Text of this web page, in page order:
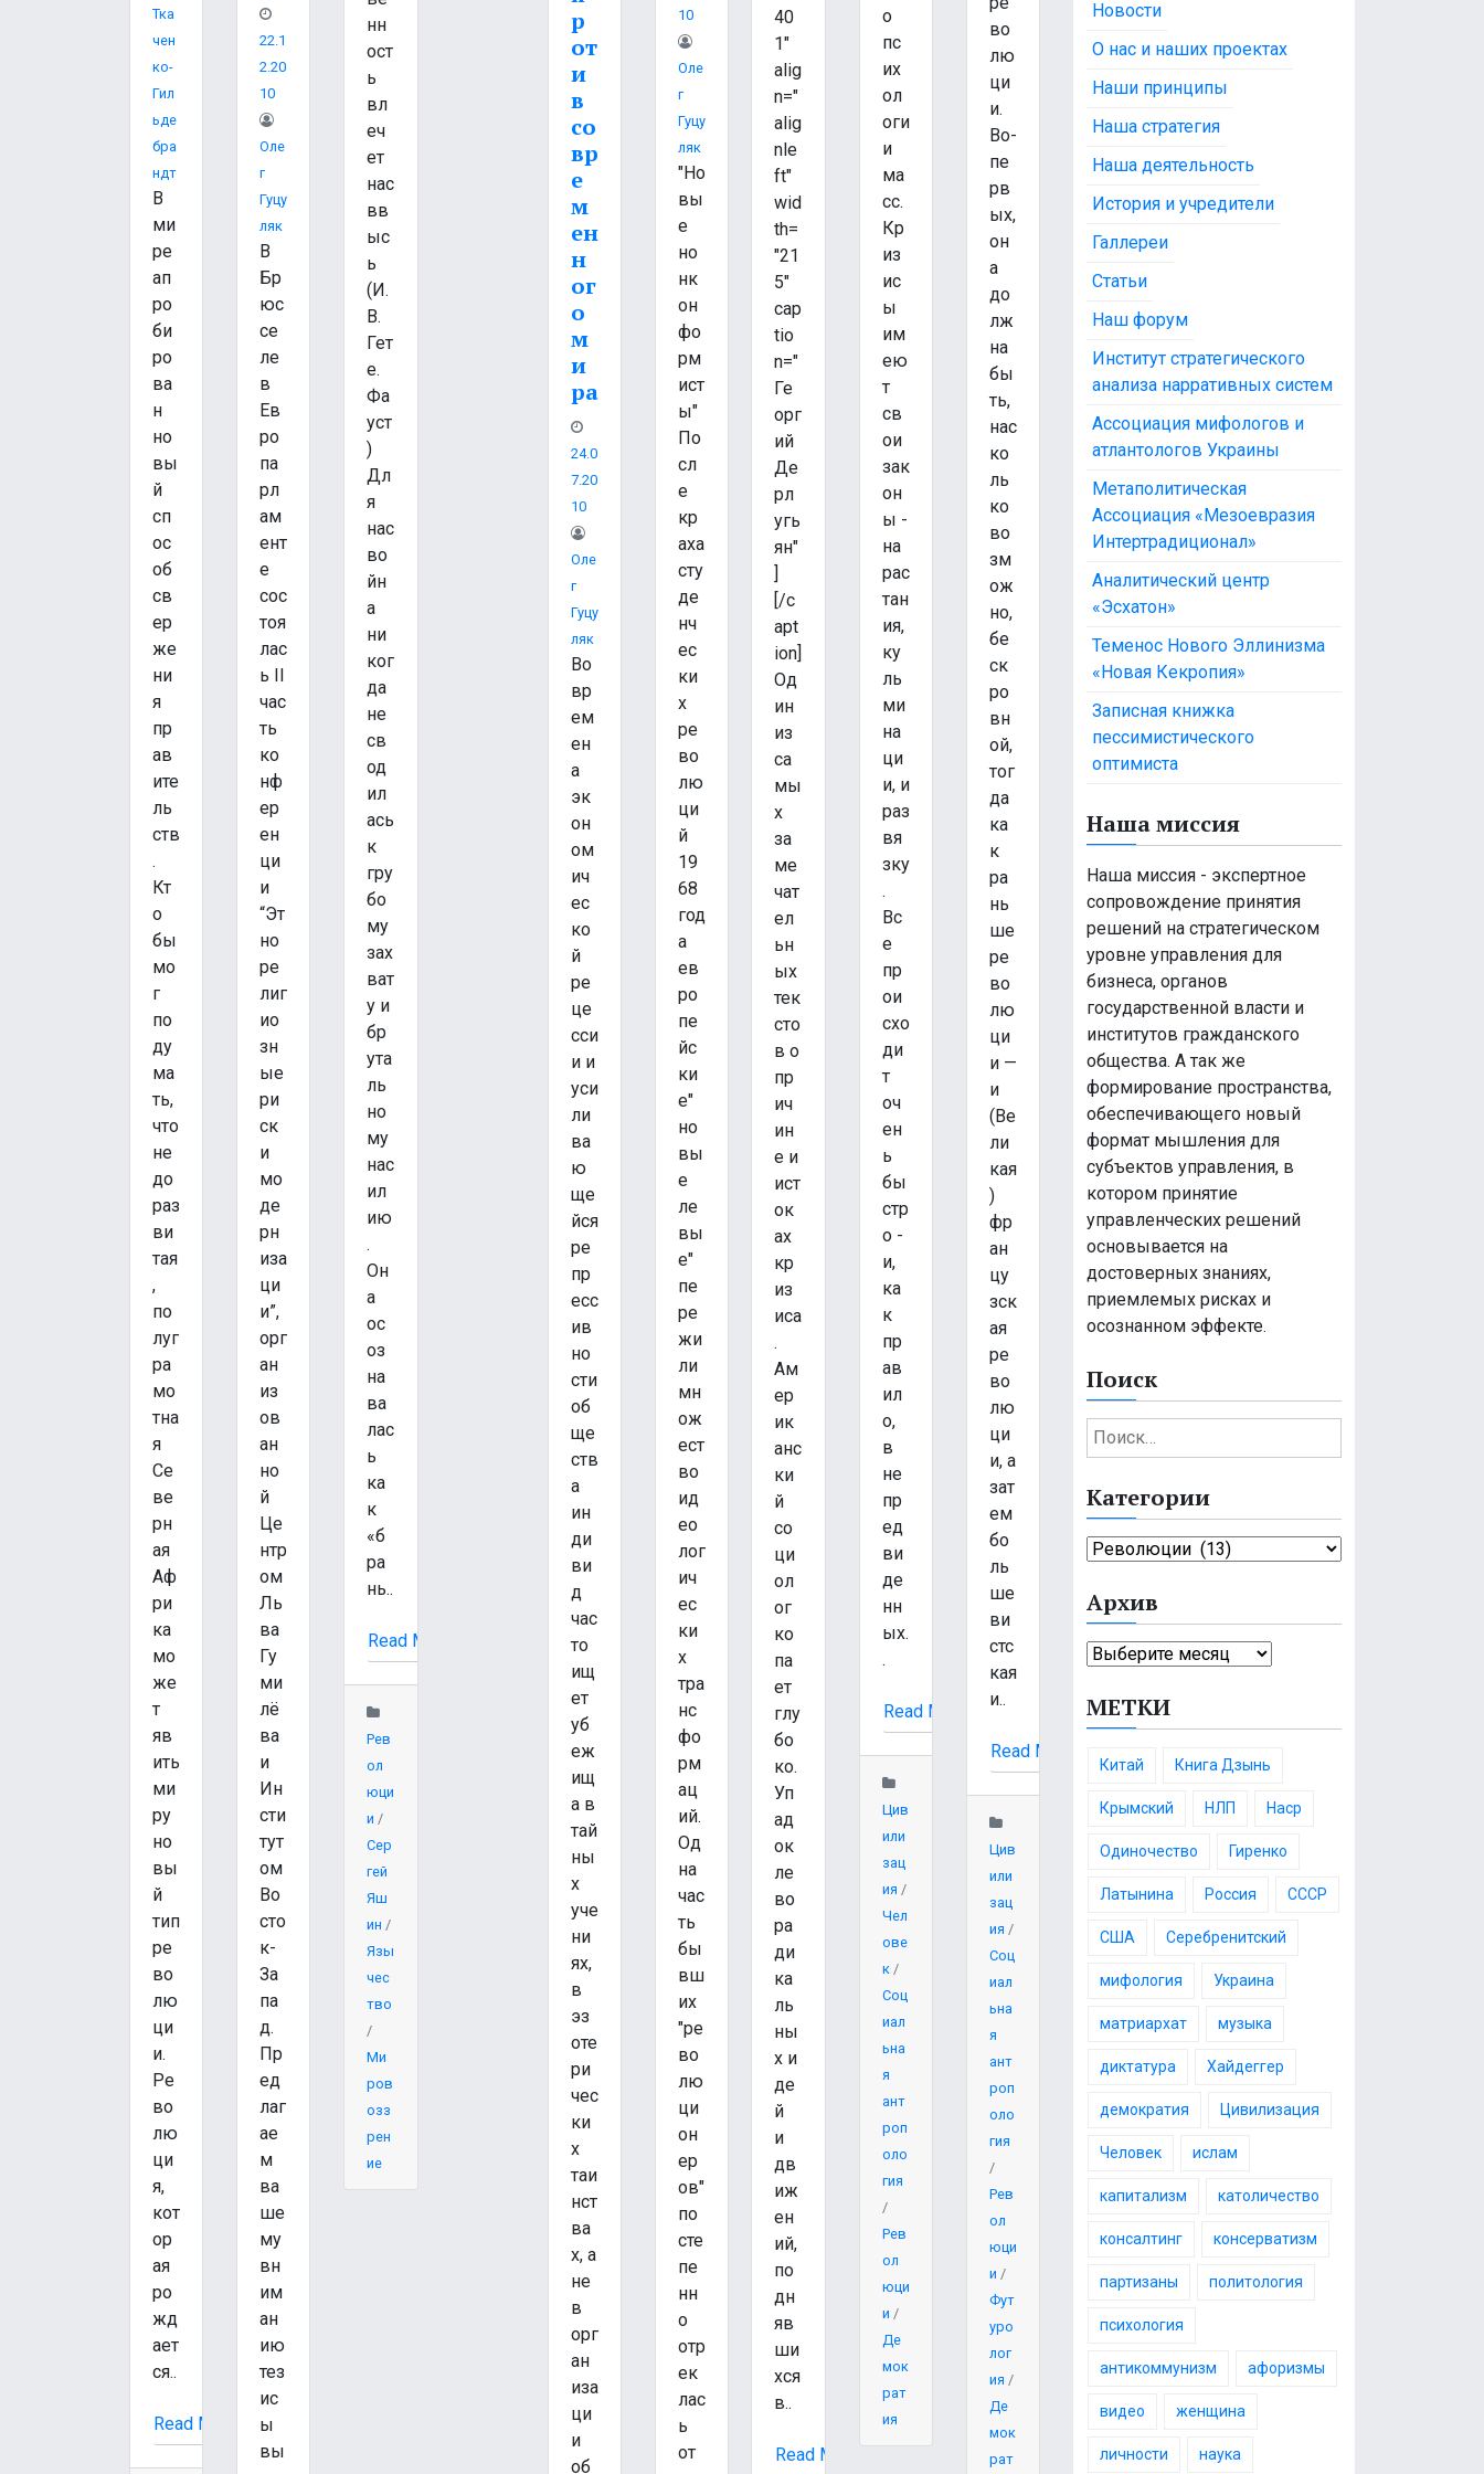
Тка
Чен
Ко-
Гил
Ьде
Бра
Ндт
В
ми
ре
ап
ро
би
ро
ва
н
но
вы
й
сп
ос
об
св
ер
же
ни
я
пр
ав
ите
ль
ств
.
Кт
о
бы
мо
г
по
ду
ма
ть,
что
не
до
раз
ви
тая
,
по
луг
ра
мо
тна
я
Се
ве
рн
ая
Аф
ри
ка
мо
же
т
яв
ить
ми
ру
но
вы
й
тип
ре
во
лю
ци
и.
Ре
во
лю
ци
я,
кот
ор
ая
ро
жд
ает
ся..
Read More
22.1
2.20
10
Оле
Г
Гуцу
Ляк
В
Бр
юс
се
ле
в
Ев
ро
па
рл
ам
ент
е
сос
тоя
лас
ь II
час
ть
ко
нф
ер
ен
ци
и
“Эт
но
ре
лиг
ио
зн
ые
ри
ск
и
мо
де
рн
иза
ци
и”,
орг
ан
из
ов
ан
но
й
Це
нтр
ом
Ль
ва
Гу
ми
лё
ва
и
Ин
сти
тут
ом
Во
сто
к-
За
па
д.
Пр
ед
лаг
ае
м
ва
ше
му
вн
им
ан
ию
тез
ис
ы
вы
нн
ост
ь
вл
еч
ет
нас
вв
ыс
ь
(И.
В.
Гет
е.
Фа
уст
)
Дл
я
нас
во
йн
а
ни
ког
да
не
св
од
ил
ась
к
гру
бо
му
зах
ват
у и
бр
ута
ль
но
му
нас
ил
ию
.
Он
а
ос
оз
на
ва
лас
ь
ка
к
«б
ра
нь..
Read More
Рев
ол
юци
и /
Сер
гей
Яш
ин /
Язы
чес
тво
/
Ми
ров
озз
рен
ие
р
от
и
в
со
вр
е
м
ен
н
ог
о
м
и
ра
24.0
7.20
10
Оле
Г
Гуцу
Ляк
Во
вр
ем
ен
а
эк
он
ом
ич
ес
ко
й
ре
це
сси
и и
уси
ли
ва
ю
ще
йся
ре
пр
есс
ив
но
сти
об
ще
ств
а
ин
ди
ви
д
час
то
ищ
ет
уб
еж
ищ
а в
тай
ны
х
уче
ни
ях,
в
эз
оте
ри
чес
ки
х
таи
нст
ва
х, а
не
в
орг
ан
иза
ци
и
об
10
Оле
Г
Гуцу
Ляк
"Но
вы
е
но
нк
он
фо
рм
ист
ы"
По
сл
е
кр
аха
сту
де
нч
ес
ки
х
ре
во
лю
ци
й
19
68
год
а
ев
ро
пе
йс
ки
е"
но
вы
е
ле
вы
е"
пе
ре
жи
ли
мн
ож
ест
во
ид
ео
лог
ич
ес
ки
х
тра
нс
фо
рм
ац
ий.
Од
на
час
ть
бы
вш
их
"ре
во
лю
ци
он
ер
ов"
по
сте
пе
нн
о
отр
ек
лас
ь
от
40
1"
alig
n="
alig
nle
ft"
wid
th=
"21
5"
cap
tio
n="
Ге
орг
ий
Де
рл
угь
ян"
]
[/c
apt
ion]
Од
ин
из
са
мы
х
за
ме
чат
ел
ьн
ых
тек
сто
в о
пр
ич
ин
е и
ист
ок
ах
кр
из
иса
.
Ам
ер
ик
анс
ки
й
со
ци
ол
ог
ко
па
ет
глу
бо
ко.
Уп
ад
ок
ле
во
ра
ди
ка
ль
ны
х и
де
й
и
дв
иж
ен
ий,
по
дн
яв
ши
хся
в..
Read More
о
пс
их
ол
оги
и
ма
сс.
Кр
из
ис
ы
им
ею
т
св
ои
зак
он
ы -
на
рас
тан
ия,
ку
ль
ми
на
ци
и, и
раз
вя
зку
.
Вс
е
пр
ои
схо
ди
т
оч
ен
ь
бы
стр
о -
и,
ка
к
пр
ав
ил
о,
в
не
пр
ед
ви
де
нн
ых.
.
Read More
Цив
или
зац
ия /
Чел
ове
к/
Соц
иал
ьна
я
ант
роп
оло
гия
/
Рев
ол
юци
и /
Де
мок
рат
ия
во
лю
ци
и.
Во-
пе
рв
ых,
он
а
до
лж
на
бы
ть,
нас
ко
ль
ко
во
зм
ож
но,
бе
ск
ро
вн
ой,
тог
да
ка
к
ра
нь
ше
ре
во
лю
ци
и —
и
(Ве
ли
кая
)
фр
ан
цу
зск
ая
ре
во
лю
ци
и, а
зат
ем
бо
ль
ше
ви
стс
кая
и..
Read More
Цив
или
зац
ия /
Соц
иал
ьна
я
ант
роп
оло
гия
/
Рев
ол
юци
и /
Фут
уро
лог
ия /
Де
мок
рат
Новости
О нас и наших проектах
Наши принципы
Наша стратегия
Наша деятельность
История и учредители
Галлереи
Статьи
Наш форум
Институт стратегического
анализа нарративных систем
Ассоциация мифологов и
атлантологов Украины
Метаполитическая
Ассоциация «Мезоевразия
Интертрадиционал»
Аналитический центр
«Эсхатон»
Теменос Нового Эллинизма
«Новая Кекропия»
Записная книжка
пессимистического
оптимиста
Наша миссия
Наша миссия - экспертное
сопровождение принятия
решений на стратегическом
уровне управления для
бизнеса, органов
государственной власти и
институтов гражданского
общества. А так же
формирование пространства,
обеспечивающего новый
формат мышления для
субъектов управления, в
котором принятие
управленческих решений
основывается на
достоверных знаниях,
приемлемых рисках и
осознанном эффекте.
Поиск
Н
а
т
и
:
Категории
К
т
е
р
и
Архив
А
х
и
МЕТКИ
Китай Книга Дзынь
Крымский НЛП Наср
Одиночество Гиренко
Латынина Россия СССР
США Серебренитский
мифология Украина
матриархат музыка
диктатура Хайдеггер
демократия Цивилизация
Человек ислам
капитализм католичество
консалтинг консерватизм
партизаны политология
психология
антикоммунизм афоризмы
видео женщина
личности наука